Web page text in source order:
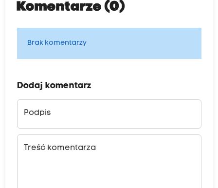
Komentarze (0)
Brak komentarzy
Dodaj komentarz
Podpis
Treść komentarza